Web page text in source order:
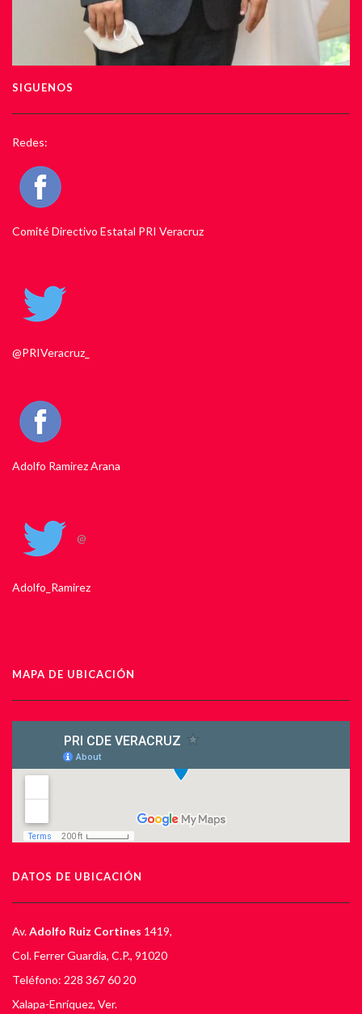
SIGUENOS
Redes:
Comité Directivo Estatal PRI Veracruz
@PRIVeracruz_
Adolfo Ramirez Arana
@
Adolfo_Ramirez
MAPA DE UBICACIÓN
DATOS DE UBICACIÓN
Av.Adolfo Ruiz Cortines 1419,
Col. Ferrer Guardia, C.P., 91020
Teléfono: 228 367 60 20
Xalapa-Enríquez, Ver.